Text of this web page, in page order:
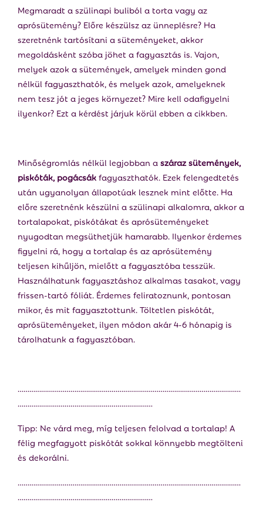
Megmaradt a szülinapi buliból a torta vagy az
aprósütemény? Előre készülsz az ünneplésre? Ha
szeretnénk tartósítani a süteményeket, akkor
megoldásként szóba jöhet a fagyasztás is. Vajon,
melyek azok a sütemények, amelyek minden gond
nélkül fagyaszthatók, és melyek azok, amelyeknek
nem tesz jót a jeges környezet? Mire kell odafigyelni
ilyenkor? Ezt a kérdést járjuk körül ebben a cikkben.
Minőségromlás nélkül legjobban aszáraz sütemények,
piskóták, pogácsákfagyaszthatók. Ezek felengedtetés
után ugyanolyan állapotúak lesznek mint előtte. Ha
előre szeretnénk készülni a szülinapi alkalomra, akkor a
tortalapokat, piskótákat és aprósüteményeket
nyugodtan megsüthetjük hamarabb. Ilyenkor érdemes
figyelni rá, hogy a tortalap és az aprósütemény
teljesen kihűljön, mielőtt a fagyasztóba tesszük.
Használhatunk fagyasztáshoz alkalmas tasakot, vagy
frissen-tartó fóliát. Érdemes feliratoznunk, pontosan
mikor, és mit fagyasztottunk. Töltetlen piskótát,
aprósüteményeket, ilyen módon akár 4-6 hónapig is
tárolhatunk a fagyasztóban.
……………………………………………………………………………………………………
……………………………………………………………
Tipp: Ne várd meg, míg teljesen felolvad a tortalap! A
félig megfagyott piskótát sokkal könnyebb megtölteni
és dekorálni.
……………………………………………………………………………………………………
……………………………………………………………